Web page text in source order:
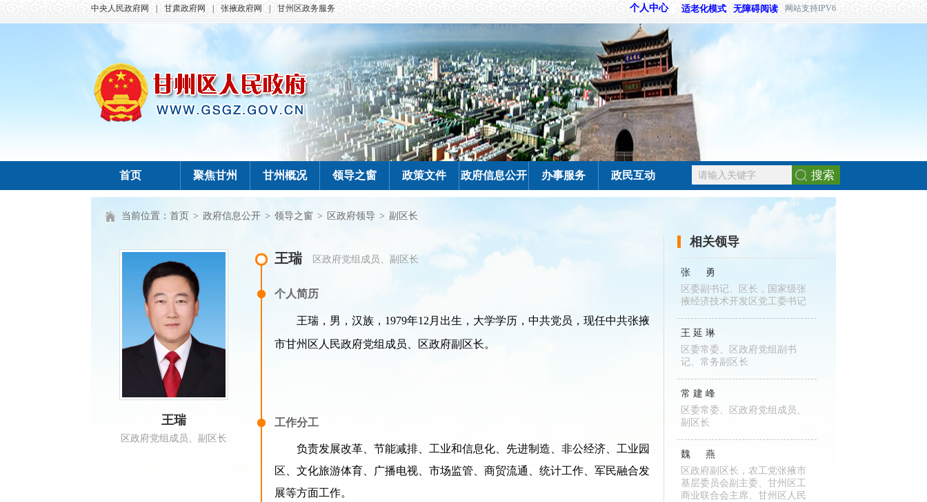
中央人民政府网 甘肃政府网 张掖政府网 甘州区政务服务 网站支持IPV6
无障碍阅读
适老化模式
个人中心
首页 聚焦甘州 甘州概况 领导之窗 政策文件 政府信息公开 办事服务 政民互动 搜索
当前位置： 首页 > 政府信息公开 > 领导之窗 > 区政府领导 > 副区长
王瑞
区政府党组成员、副区长
王瑞 区政府党组成员、副区长
个人简历
王瑞，男，汉族，1979年12月出生，大学学历，中共党员，现任中共张掖
市甘州区人民政府党组成员、区政府副区长。
工作分工
负责发展改革、节能减排、工业和信息化、先进制造、非公经济、工业园
区、文化旅游体育、广播电视、市场监管、商贸流通、统计工作、军民融合发
展等方面工作。
相关领导
张勇
区委副书记、区长，国家级张
掖经济技术开发区党工委书记
王延琳
区委常委、区政府党组副书
记、常务副区长
常建峰
区委常委、区政府党组成员、
副区长
魏燕
区政府副区长，农工党张掖市
基层委员会副主委、甘州区工
商业联合会主席、甘州区人民